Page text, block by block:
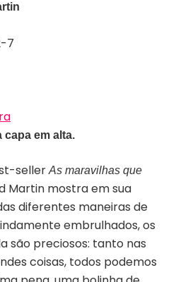
7
capa em alta.
sellerAs maravilhas que
Martin mostra em sua
diferentes maneiras de
embrulhados, os
são preciosos: tanto nas
coisas, todos podemos